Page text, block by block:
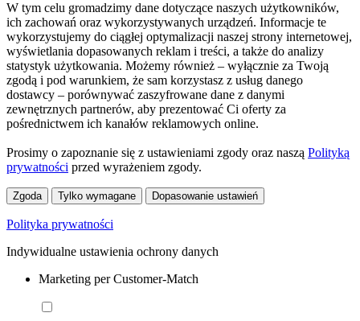
W tym celu gromadzimy dane dotyczące naszych użytkowników,
ich zachowań oraz wykorzystywanych urządzeń. Informacje te
wykorzystujemy do ciągłej optymalizacji naszej strony internetowej,
wyświetlania dopasowanych reklam i treści, a także do analizy
statystyk użytkowania. Możemy również – wyłącznie za Twoją
zgodą i pod warunkiem, że sam korzystasz z usług danego
dostawcy – porównywać zaszyfrowane dane z danymi
zewnętrznych partnerów, aby prezentować Ci oferty za
pośrednictwem ich kanałów reklamowych online.
Prosimy o zapoznanie się z ustawieniami zgody oraz naszą Polityką
prywatności przed wyrażeniem zgody.
Zgoda Tylko wymagane Dopasowanie ustawień
Polityka prywatności
Indywidualne ustawienia ochrony danych
Marketing per Customer-Match